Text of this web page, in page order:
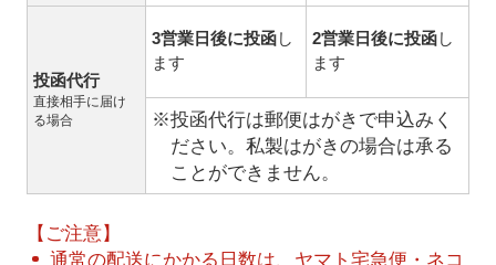
投函代行
直接相手に届け
る場合
3営業日後に投函し
ます
2営業日後に投函し
ます
※投函代行は郵便はがきで申込みく
ださい。私製はがきの場合は承る
ことができません。
【ご注意】
通常の配送にかかる日数は、ヤマト宅急便・ネコ